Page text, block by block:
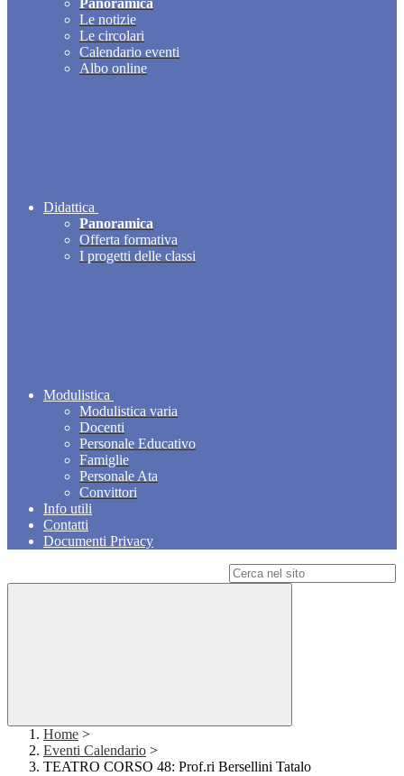
Panoramica
Le notizie
Le circolari
Calendario eventi
Albo online
Didattica
Panoramica
Offerta formativa
I progetti delle classi
Modulistica
Modulistica varia
Docenti
Personale Educativo
Famiglie
Personale Ata
Convittori
Info utili
Contatti
Documenti Privacy
Home >
Eventi Calendario >
TEATRO CORSO 48: Prof.ri Bersellini Tatalo